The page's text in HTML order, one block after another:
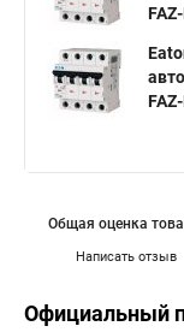
Написать отзыв
Общая оценка
Официальный